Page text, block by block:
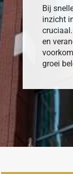
Bij
inzicht
en
groei